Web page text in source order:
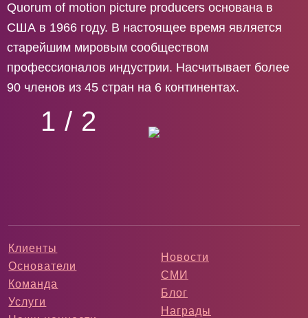
Quorum of motion picture producers основана в
США в 1966 году. В настоящее время является
старейшим мировым сообществом
профессионалов индустрии. Насчитывает более
90 членов из 45 стран на 6 континентах.
1 / 2
Клиенты
Основатели
Команда
Услуги
Новости
СМИ
Блог
Награды